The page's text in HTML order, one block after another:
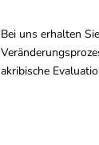
Bei uns erhalten
akribische